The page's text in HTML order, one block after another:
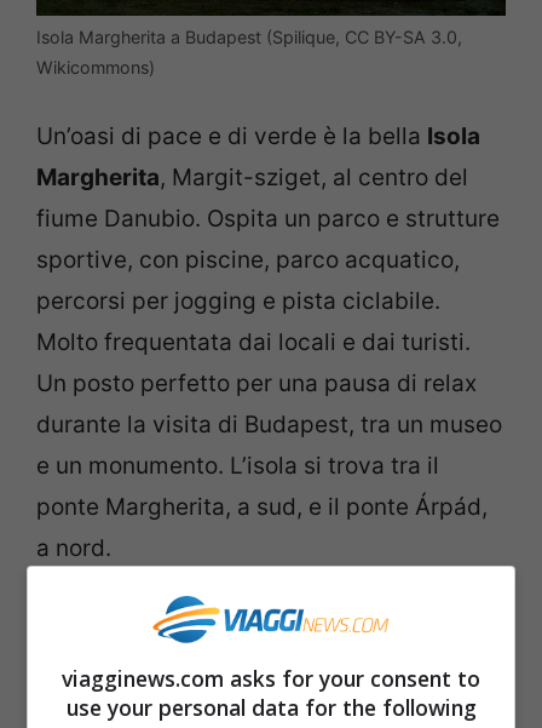
Isola Margherita a Budapest (Spilique, CC BY-SA 3.0,
Wikicommons)
Un’oasi di pace e di verde è la bella Isola
Margherita, Margit-sziget, al centro del
fiume Danubio. Ospita un parco e strutture
sportive, con piscine, parco acquatico,
percorsi per jogging e pista ciclabile.
Molto frequentata dai locali e dai turisti.
Un posto perfetto per una pausa di relax
durante la visita di Budapest, tra un museo
e un monumento. L’isola si trova tra il
ponte Margherita, a sud, e il ponte Árpád,
a nord.
Ponte delle Catene
viagginews.com asks for your consent to
use your personal data for the following